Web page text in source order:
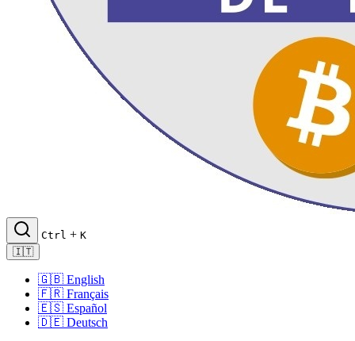
Ctrl + K
🇮🇹
🇬🇧 English
🇫🇷 Français
🇪🇸 Español
🇩🇪 Deutsch